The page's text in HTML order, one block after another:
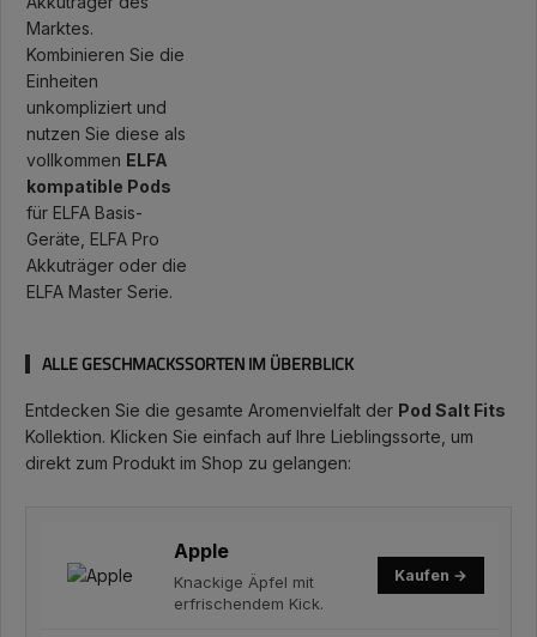
Marktes.
Kombinieren Sie die
Einheiten
unkompliziert und
nutzen Sie diese als
vollkommen ELFA
kompatible Pods
für ELFA Basis-
Geräte, ELFA Pro
Akkuträger oder die
ELFA Master Serie.
ALLE GESCHMACKSSORTEN IM ÜBERBLICK
Entdecken Sie die gesamte Aromenvielfalt der Pod Salt Fits
Kollektion. Klicken Sie einfach auf Ihre Lieblingssorte, um
direkt zum Produkt im Shop zu gelangen:
Apple
Knackige Äpfel mit
erfrischendem Kick.
Kaufen →